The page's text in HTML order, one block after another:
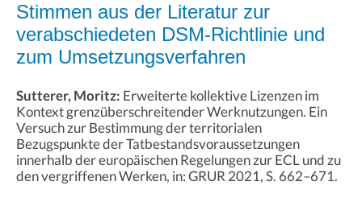
Stimmen aus der Literatur zur
verabschiedeten DSM-Richtlinie und
zum Umsetzungsverfahren
Sutterer, Moritz: Erweiterte kollektive Lizenzen im
Kontext grenzüberschreitender Werknutzungen. Ein
Versuch zur Bestimmung der territorialen
Bezugspunkte der Tatbestandsvoraussetzungen
innerhalb der europäischen Regelungen zur ECL und zu
den vergriffenen Werken, in: GRUR 2021, S. 662–671.